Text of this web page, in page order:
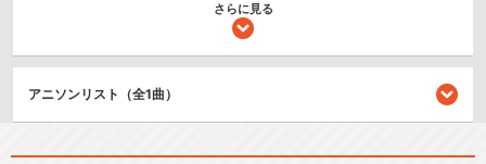
作詞:やなぎなぎ／作曲・編曲:出羽良彰
©NBCUniversal ENTERTAINMENT JAPAN.LLC.
関連のアニソン
さらに見る
アニソンリスト（全1曲）